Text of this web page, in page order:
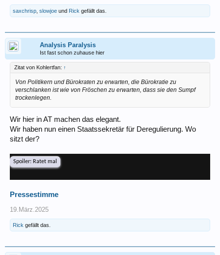
saxchrisp slowjoe und Rick gefällt das.
Analysis Paralysis
Ist fast schon zuhause hier
Zitat von Kohlertfan: ↑
Von Politikern und Bürokraten zu erwarten, die Bürokratie zu
verschlanken ist wie von Fröschen zu erwarten, dass sie den Sumpf
trockenlegen.
Wir hier in AT machen das elegant.
Wir haben nun einen Staatssekretär für Deregulierung. Wo
sitzt der?
Spoiler: Ratet mal
Pressestimme
19.März.2025
Rick gefällt das.